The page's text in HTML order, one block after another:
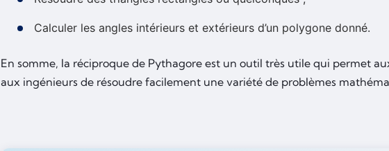
Calculer les angles intérieurs et extérieurs d’un polygone donné.
En somme, la réciproque de Pythagore est un outil très utile qui permet
aux ingénieurs de résoudre facilement une variété de problèmes